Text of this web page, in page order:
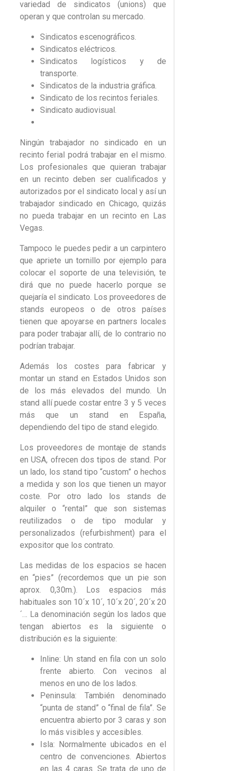
variedad de sindicatos (unions) que
operan y que controlan su mercado.
Sindicatos escenográficos.
Sindicatos eléctricos.
Sindicatos logísticos y de
transporte.
Sindicatos de la industria gráfica.
Sindicato de los recintos feriales.
Sindicato audiovisual.
Ningún trabajador no sindicado en un
recinto ferial podrá trabajar en el mismo.
Los profesionales que quieran trabajar
en un recinto deben ser cualificados y
autorizados por el sindicato local y así un
trabajador sindicado en Chicago, quizás
no pueda trabajar en un recinto en Las
Vegas.
Tampoco le puedes pedir a un carpintero
que apriete un tornillo por ejemplo para
colocar el soporte de una televisión, te
dirá que no puede hacerlo porque se
quejaría el sindicato. Los proveedores de
stands europeos o de otros países
tienen que apoyarse en partners locales
para poder trabajar allí, de lo contrario no
podrían trabajar.
Además los costes para fabricar y
montar un stand en Estados Unidos son
de los más elevados del mundo. Un
stand allí puede costar entre 3 y 5 veces
más que un stand en España,
dependiendo del tipo de stand elegido.
Los proveedores de montaje de stands
en USA, ofrecen dos tipos de stand. Por
un lado, los stand tipo “custom” o hechos
a medida y son los que tienen un mayor
coste. Por otro lado los stands de
alquiler o “rental” que son sistemas
reutilizados o de tipo modular y
personalizados (refurbishment) para el
expositor que los contrato.
Las medidas de los espacios se hacen
en “pies” (recordemos que un pie son
aprox. 0,30m.). Los espacios más
habituales son 10´x 10´, 10´x 20´, 20´x 20
´… La denominación según los lados que
tengan abiertos es la siguiente o
distribución es la siguiente:
Inline: Un stand en fila con un solo
frente abierto. Con vecinos al
menos en uno de los lados.
Peninsula: También denominado
“punta de stand” o “final de fila”. Se
encuentra abierto por 3 caras y son
lo más visibles y accesibles.
Isla: Normalmente ubicados en el
centro de convenciones. Abiertos
en las 4 caras. Se trata de uno de